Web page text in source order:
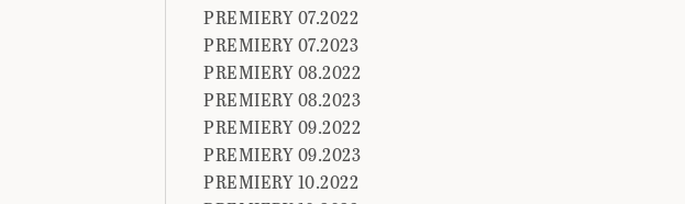
PREMIERY 07.2022
PREMIERY 07.2023
PREMIERY 08.2022
PREMIERY 08.2023
PREMIERY 09.2022
PREMIERY 09.2023
PREMIERY 10.2022